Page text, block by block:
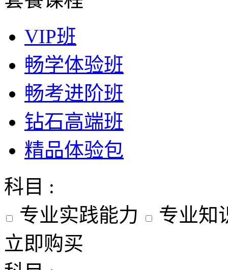
VIP班
畅学体验班
畅考进阶班
钻石高端班
精品体验包
科目 :
专业实践能力
专业知
立即购买